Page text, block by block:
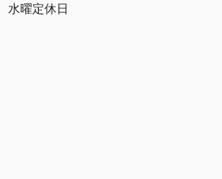
水曜定休日